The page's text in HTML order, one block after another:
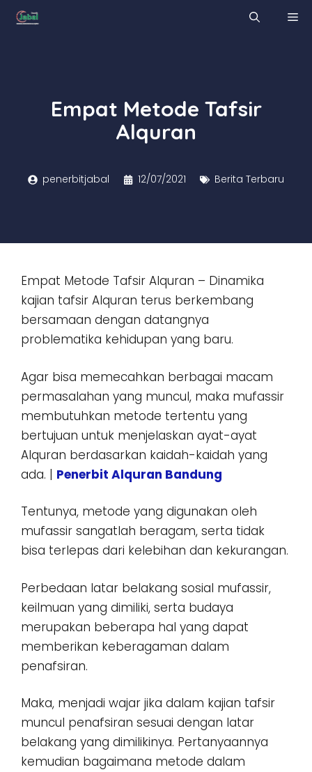
Skip
Empat Metode Tafsir
Alquran
penerbitjabal 12/07/2021 Berita Terbaru
Empat Metode Tafsir Alquran – Dinamika
kajian tafsir Alquran terus berkembang
bersamaan dengan datangnya
problematika kehidupan yang baru.
Agar bisa memecahkan berbagai macam
permasalahan yang muncul, maka mufassir
membutuhkan metode tertentu yang
bertujuan untuk menjelaskan ayat-ayat
Alquran berdasarkan kaidah-kaidah yang
ada. | Penerbit Alquran Bandung
Tentunya, metode yang digunakan oleh
mufassir sangatlah beragam, serta tidak
bisa terlepas dari kelebihan dan kekurangan.
Perbedaan latar belakang sosial mufassir,
keilmuan yang dimiliki, serta budaya
merupakan beberapa hal yang dapat
memberikan keberagaman dalam
penafsiran.
Maka, menjadi wajar jika dalam kajian tafsir
muncul penafsiran sesuai dengan latar
belakang yang dimilikinya. Pertanyaannya
kemudian bagaimana metode dalam